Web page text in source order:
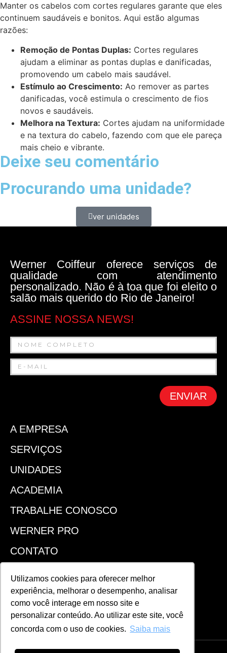
Utilizamos cookies para oferecer melhor
experiência, melhorar o desempenho, analisar
como você interage em nosso site e
personalizar conteúdo. Ao utilizar este site, você
concorda com o uso de cookies. Saiba mais
Manter os cabelos com cortes regulares garante que eles
continuem saudáveis e bonitos. Aqui estão algumas
razões:
Remoção de Pontas Duplas: Cortes regulares
ajudam a eliminar as pontas duplas e danificadas,
promovendo um cabelo mais saudável.
Estímulo ao Crescimento: Ao remover as partes
danificadas, você estimula o crescimento de fios
novos e saudáveis.
Melhora na Textura: Cortes ajudam na uniformidade
e na textura do cabelo, fazendo com que ele pareça
mais cheio e vibrante.
Deixe seu comentário
Procurando uma unidade?
ver unidades
Werner Coiffeur oferece serviços de
qualidade com atendimento
personalizado. Não é à toa que foi eleito o
salão mais querido do Rio de Janeiro!
ASSINE NOSSA NEWS!
ENVIAR
A EMPRESA
SERVIÇOS
UNIDADES
ACADEMIA
TRABALHE CONOSCO
WERNER PRO
CONTATO
ACOMPANHE!